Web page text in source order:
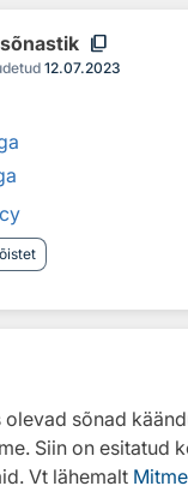
content_copy
12.07.2023
sõnad
Siin on esitatud
Vt lähemalt